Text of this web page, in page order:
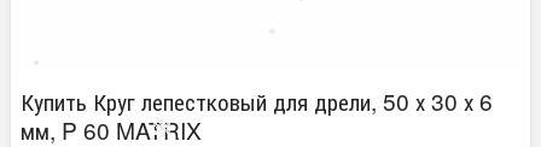
Купить Круг лепестковый для дрели, 50 х 30 х 6
мм, P 60 MATRIX